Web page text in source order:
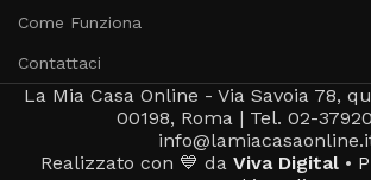
Come Funziona
Contattaci
La Mia Casa Online - Via Savoia 78,
00198, Roma | Tel. 02-
Realizzato con 💙 da Viva Digital•